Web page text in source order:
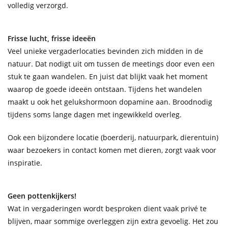
volledig verzorgd.
Frisse lucht, frisse ideeën
Veel unieke vergaderlocaties bevinden zich midden in de
natuur. Dat nodigt uit om tussen de meetings door even een
stuk te gaan wandelen. En juist dat blijkt vaak het moment
waarop de goede ideeën ontstaan. Tijdens het wandelen
maakt u ook het gelukshormoon dopamine aan. Broodnodig
tijdens soms lange dagen met ingewikkeld overleg.
Ook een bijzondere locatie (boerderij, natuurpark, dierentuin)
waar bezoekers in contact komen met dieren, zorgt vaak voor
inspiratie.
Geen pottenkijkers!
Wat in vergaderingen wordt besproken dient vaak privé te
blijven, maar sommige overleggen zijn extra gevoelig. Het zou